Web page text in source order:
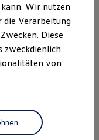
Wir nutzen
Verarbeitung
Diese
zweckdienlich
von